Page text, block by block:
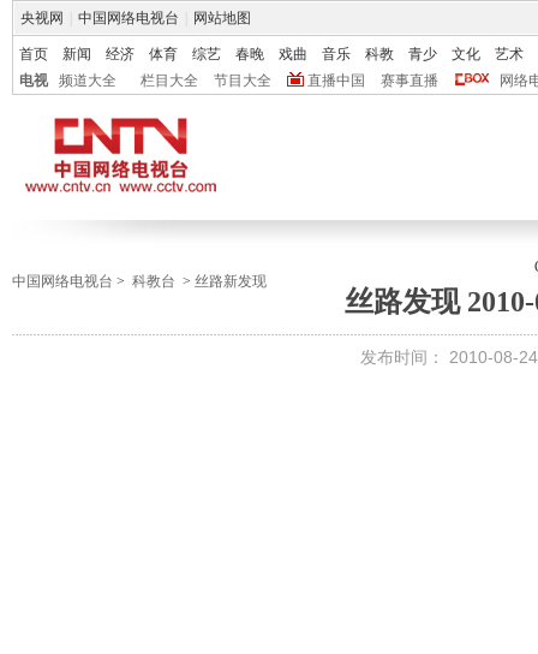
央视网 中国网络电视台 网站地图
首页 新闻 经济 体育 综艺 春晚 戏曲 音乐 科教 青少 文化
艺术
电视
频道大全 栏目大全 节目大全 直播中国 赛事直播 网络
中国网络电视台 > 科教台 > 丝路新发现
丝路发现
发布时间： 2010-08-